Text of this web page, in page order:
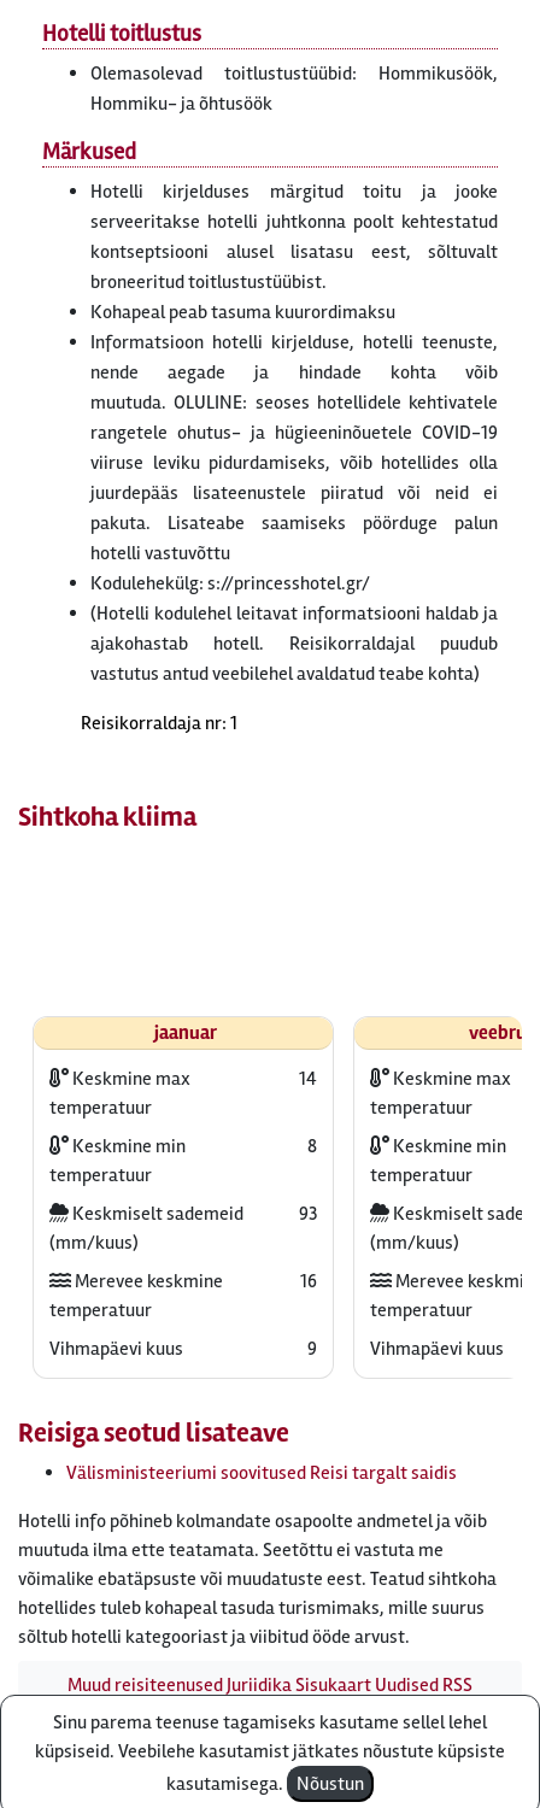
Hotelli toitlustus
Olemasolevad toitlustustüübid: Hommikusöök,
Hommiku- ja õhtusöök
Märkused
Hotelli kirjelduses märgitud toitu ja jooke
serveeritakse hotelli juhtkonna poolt kehtestatud
kontseptsiooni alusel lisatasu eest, sõltuvalt
broneeritud toitlustustüübist.
Kohapeal peab tasuma kuurordimaksu
Informatsioon hotelli kirjelduse, hotelli teenuste,
nende aegade ja hindade kohta võib
muutuda. OLULINE: seoses hotellidele kehtivatele
rangetele ohutus- ja hügieeninõuetele COVID-19
viiruse leviku pidurdamiseks, võib hotellides olla
juurdepääs lisateenustele piiratud või neid ei
pakuta. Lisateabe saamiseks pöörduge palun
hotelli vastuvõttu
Kodulehekülg: s://princesshotel.gr/
(Hotelli kodulehel leitavat informatsiooni haldab ja
ajakohastab hotell. Reisikorraldajal puudub
vastutus antud veebilehel avaldatud teabe kohta)
Reisikorraldaja nr: 1
Sihtkoha kliima
jaanuar
Keskmine max
temperatuur
14
Keskmine min
temperatuur
8
Keskmiselt sademeid
(mm/kuus)
93
Merevee keskmine
temperatuur
16
Vihmapäevi kuus 9
Keskmine max
temperatuur
Keskmine min
temperatuur
Keskmiselt
(mm/kuus)
Merevee
temperatuur
Vihmapäevi kuus
Reisiga seotud lisateave
Välisministeeriumi soovitused Reisi targalt saidis
Hotelli info põhineb kolmandate osapoolte andmetel ja võib
muutuda ilma ette teatamata. Seetõttu ei vastuta me
võimalike ebatäpsuste või muudatuste eest. Teatud sihtkoha
hotellides tuleb kohapeal tasuda turismimaks, mille suurus
sõltub hotelli kategooriast ja viibitud ööde arvust.
Küsi pakkumist
Muud reisiteenusedJuriidikaSisukaart Uudised RSS
uudisvoogFirmastÄrikliendileOtsi infot meie saidist
Reisibüroo Reisiekspert, Roosikrantsi 8B Tallinn, Eesti - e-
post: ebyroo[ät]reisiekspert.ee - telefon:
Sinu parema teenuse tagamiseks kasutame sellel lehel
küpsiseid. Veebilehe kasutamist jätkates nõustute küpsiste
kasutamisega.
Nõustun